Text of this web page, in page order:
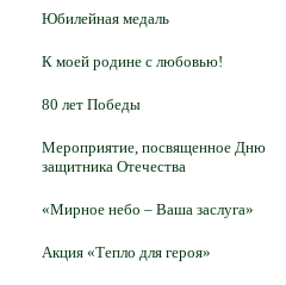
Юбилейная медаль
К моей родине с любовью!
80 лет Победы
Мероприятие, посвященное Дню
защитника Отечества
«Мирное небо – Ваша заслуга»
Акция «Тепло для героя»